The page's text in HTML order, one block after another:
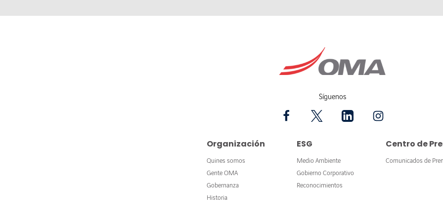
Síguenos
Organización
Quines somos
Gente OMA
Gobernanza
Historia
ESG
Medio Ambiente
Gobierno Corporativo
Reconocimientos
Centro de
Comunicados de